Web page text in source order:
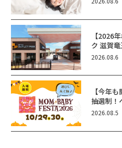
【2026
ク 滋賀
め！びし
ん！
2026.08.6
【今年
抽選制
無料☆10/
エリ守山
2026.08.5